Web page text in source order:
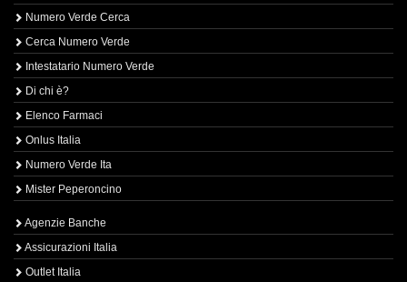
Numero Verde Cerca
Cerca Numero Verde
Intestatario Numero Verde
Di chi è?
Elenco Farmaci
Onlus Italia
Numero Verde Ita
Mister Peperoncino
Agenzie Banche
Assicurazioni Italia
Outlet Italia